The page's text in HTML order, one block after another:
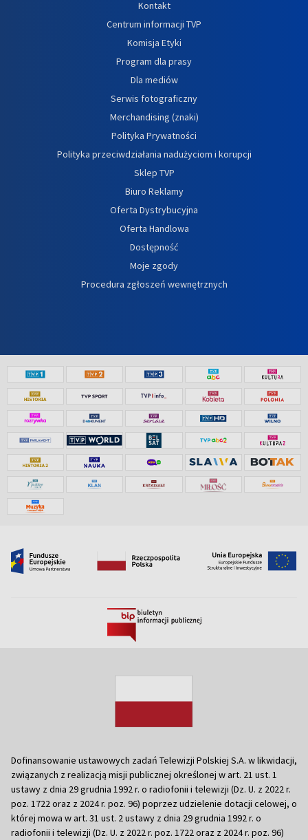
Kontakt
Centrum informacji TVP
Komisja Etyki
Program dla prasy
Dla mediów
Serwis fotograficzny
Merchandising (znaki)
Polityka Prywatności
Polityka przeciwdziałania nadużyciom i korupcji
Sklep TVP
Biuro Reklamy
Oferta Dystrybucyjna
Oferta Handlowa
Dostępność
Moje zgody
Procedura zgłoszeń wewnętrznych
Dofinansowanie ustawowych zadań Telewizji Polskiej S.A. w likwidacji,
związanych z realizacją misji publicznej określonej w art. 21 ust. 1
ustawy z dnia 29 grudnia 1992 r. o radiofonii i telewizji (Dz. U. z 2022 r.
poz. 1722 oraz z 2024 r. poz. 96) poprzez udzielenie dotacji celowej, o
której mowa w art. 31 ust. 2 ustawy z dnia 29 grudnia 1992 r. o
radiofonii i telewizji (Dz. U. z 2022 r. poz. 1722 oraz z 2024 r. poz. 96)